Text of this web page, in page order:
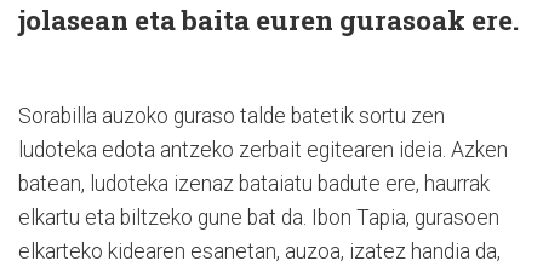
jolasean eta baita euren gurasoak ere.
Sorabilla auzoko guraso talde batetik sortu zen
ludoteka edota antzeko zerbait egitearen ideia. Azken
batean, ludoteka izenaz bataiatu badute ere, haurrak
elkartu eta biltzeko gune bat da. Ibon Tapia, gurasoen
elkarteko kidearen esanetan, auzoa, izatez handia da,